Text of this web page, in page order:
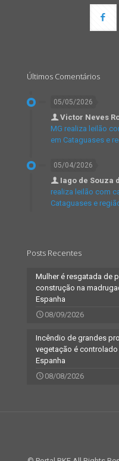
Últimos Comentários
05/05/2026
Victor Neves
MG realiza leilão
em Cataguases e
05/04/2026
Iago de Souza
realiza leilão com
Cataguases e
Posts Recentes
Mulher é resgatada de
construção na
Espanha
08/09/2026
Incêndio de grandes
vegetação é controlado
Espanha
08/08/2026